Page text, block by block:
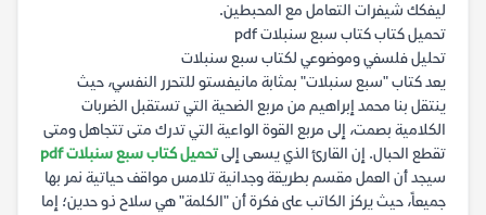
ليفكك شيفرات التعامل مع المحبطين.
تحميل كتاب كتاب سبع سنبلات pdf
تحليل فلسفي وموضوعي لكتاب سبع سنبلات
يعد كتاب "سبع سنبلات" بمثابة مانيفستو للتحرر النفسي، حيث
ينتقل بنا محمد إبراهيم من مربع الضحية التي تستقبل الضربات
الكلامية بصمت، إلى مربع القوة الواعية التي تدرك متى تتجاهل ومتى
تقطع الحبال. إن القارئ الذي يسعى إلىتحميل كتاب سبع سنبلات pdf
سيجد أن العمل مقسم بطريقة وجدانية تلامس مواقف حياتية نمر بها
جميعاً، حيث يركز الكاتب على فكرة أن "الكلمة" هي سلاح ذو حدين؛ إما